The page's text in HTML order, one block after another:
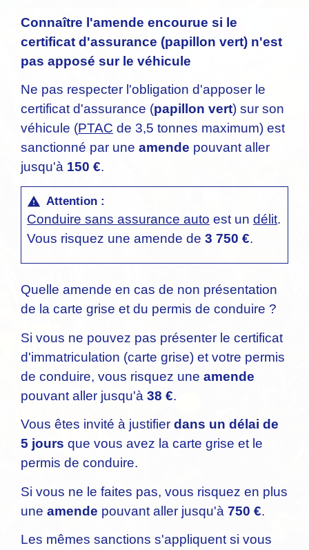
Connaître l'amende encourue si le
certificat d'assurance (papillon vert) n'est
pas apposé sur le véhicule
Ne pas respecter l'obligation d'apposer le
certificat d'assurance (papillon vert) sur son
véhicule (PTAC de 3,5 tonnes maximum) est
sanctionné par une amende pouvant aller
jusqu'à 150 €.
warning Attention :
Conduire sans assurance auto est un délit.
Vous risquez une amende de 3 750 €.
Quelle amende en cas de non présentation
de la carte grise et du permis de conduire ?
Si vous ne pouvez pas présenter le certificat
d'immatriculation (carte grise) et votre permis
de conduire, vous risquez une amende
pouvant aller jusqu'à 38 €.
Vous êtes invité à justifier dans un délai de
5 jours que vous avez la carte grise et le
permis de conduire.
Si vous ne le faites pas, vous risquez en plus
une amende pouvant aller jusqu'à 750 €.
Les mêmes sanctions s'appliquent si vous